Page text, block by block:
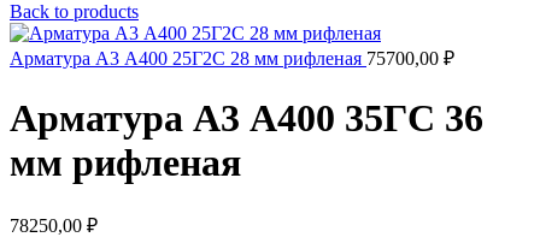
Back to products
Арматура А3 А400 25Г2С 28 мм рифленая 75700,00 ₽
Арматура А3 А400 35ГС 36
мм рифленая
78250,00 ₽